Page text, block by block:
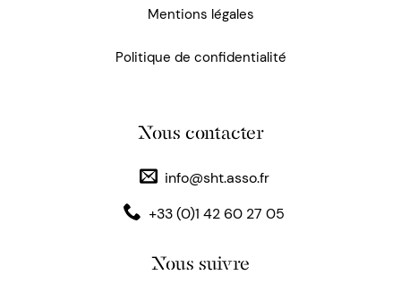
Mentions légales
Politique de confidentialité
Nous contacter
info@sht.asso.fr
+33 (0)1 42 60 27 05
Nous suivre